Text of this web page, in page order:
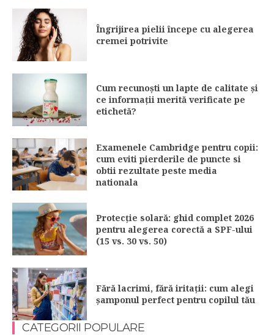
Îngrijirea pielii începe cu alegerea
cremei potrivite
Cum recunoști un lapte de calitate și
ce informații merită verificate pe
etichetă?
Examenele Cambridge pentru copii:
cum eviti pierderile de puncte si
obtii rezultate peste media
nationala
Protecție solară: ghid complet 2026
pentru alegerea corectă a SPF-ului
(15 vs. 30 vs. 50)
Fără lacrimi, fără iritații: cum alegi
șamponul perfect pentru copilul tău
CATEGORII POPULARE